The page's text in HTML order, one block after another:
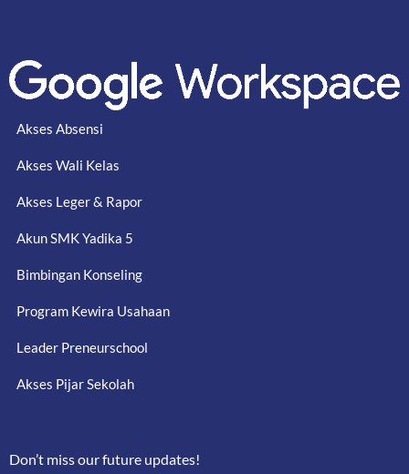
Akses Absensi
Akses Wali Kelas
Akses Leger & Rapor
Akun SMK Yadika 5
Bimbingan Konseling
Program Kewira Usahaan
Leader Preneurschool
Akses Pijar Sekolah
Don’t miss our future updates!